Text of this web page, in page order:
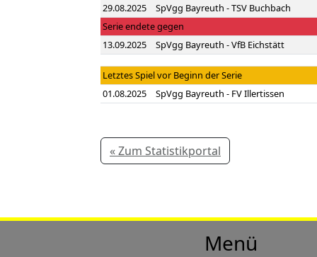
29.08.2025
SpVgg Bayreuth - TSV Buchbach
Serie endete gegen
13.09.2025
SpVgg Bayreuth - VfB Eichstätt
Letztes Spiel vor Beginn der Serie
01.08.2025
SpVgg Bayreuth - FV Illertissen
« Zum Statistikportal
Menü